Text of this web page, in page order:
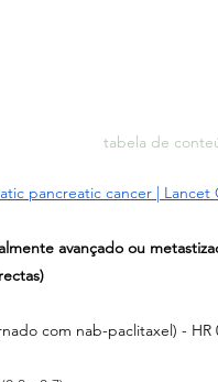
tabela de
pancreatic cancer | Lancet
avançado ou
com nab-paclitaxel) - HR